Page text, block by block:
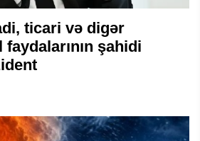
ticari və digər
şahidi